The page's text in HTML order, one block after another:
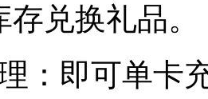
兑换礼品。
：即可单卡